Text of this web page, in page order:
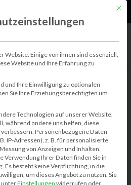
Mit
Website. Einige von ihnen sind essenziell,
Website und Ihre Erfahrung zu
und Ihre Einwilligung zu optionalen
Sie Ihre Erziehungsberechtigten um
Technologien auf unserer Website.
während andere uns helfen, diese
Personenbezogene Daten
IP-Adressen), z. B. für personalisierte
von Anzeigen und Inhalten.
Ihrer Daten finden Sie in
. Es besteht keine Verpflichtung, in die
um dieses Angebot zu nutzen. Sie
unterEinstellungen widerrufen oder